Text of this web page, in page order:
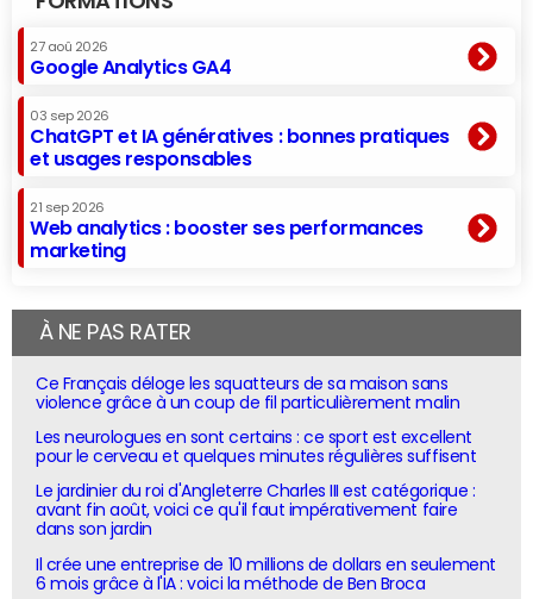
27 aoû 2026
Google Analytics GA4
03 sep 2026
ChatGPT et IA génératives : bonnes pratiques
et usages responsables
21 sep 2026
Web analytics : booster ses performances
marketing
À NE PAS RATER
Ce Français déloge les squatteurs de sa maison sans
violence grâce à un coup de fil particulièrement malin
Les neurologues en sont certains : ce sport est excellent
pour le cerveau et quelques minutes régulières suffisent
Le jardinier du roi d'Angleterre Charles III est catégorique :
avant fin août, voici ce qu'il faut impérativement faire
dans son jardin
Il crée une entreprise de 10 millions de dollars en seulement
6 mois grâce à l'IA : voici la méthode de Ben Broca